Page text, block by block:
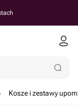
Kosze i zestawy